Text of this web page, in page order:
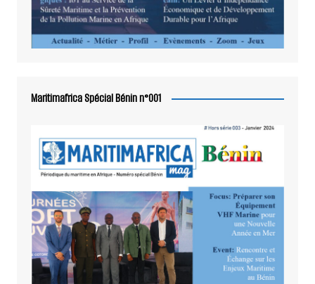
Maritimafrica Spécial Bénin n°001